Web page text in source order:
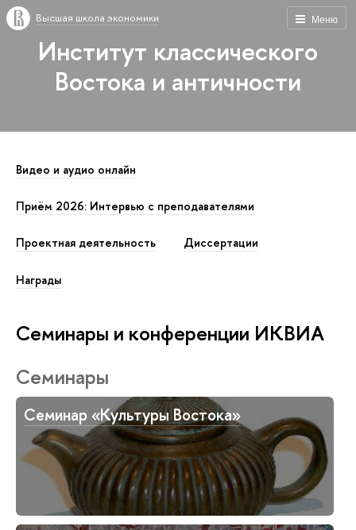
Меню
Высшая школа экономики
Институт классического
Востока и античности
Видео и аудио онлайн
Приём 2026: Интервью с преподавателями
Проектная деятельность Диссертации
Награды
Семинары и конференции ИКВИА
Семинары
Семинар «Культуры Востока»